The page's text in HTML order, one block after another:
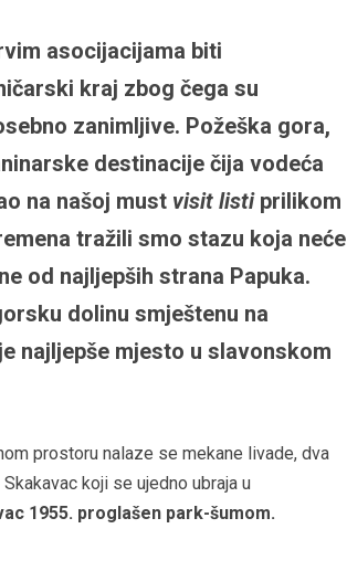
asocijacijama biti
kraj zbog čega su
zanimljive. Požeška gora,
destinacije čija vodeća
na našoj must visit listiprilikom
tražili smo stazu koja neće
od najljepših strana Papuka.
dolinu smještenu na
najljepše mjesto u slavonskom
prostoru nalaze se mekane livade, dva
koji se ujedno ubraja u
1955. proglašen park-šumom.